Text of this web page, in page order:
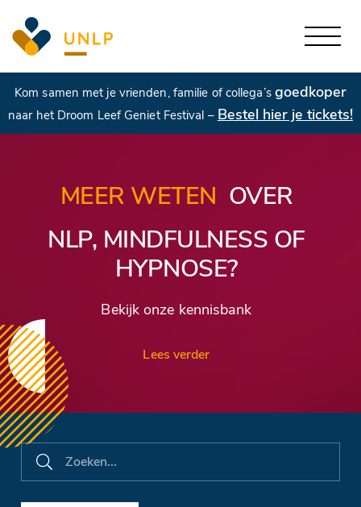
Kom samen met je vrienden, familie of collega’s goedkoper
naar het Droom Leef Geniet Festival – Bestel hier je tickets!
MEER WETEN OVER
NLP, MINDFULNESS OF
HYPNOSE?
Bekijk onze kennisbank
Lees verder